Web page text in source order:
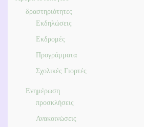
δραστηριότητες
Εκδηλώσεις
Εκδρομές
Προγράμματα
Σχολικές Γιορτές
Ενημέρωση
προσκλήσεις
Ανακοινώσεις